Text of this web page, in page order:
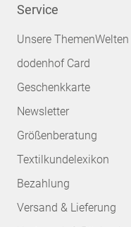
Service
Unsere ThemenWelten
dodenhof Card
Geschenkkarte
Newsletter
Größenberatung
Textilkundelexikon
Bezahlung
Versand & Lieferung